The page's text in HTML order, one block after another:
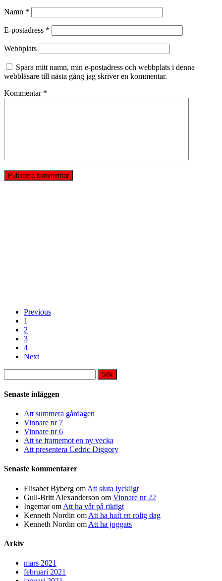
Namn *
E-postadress *
Webbplats
Spara mitt namn, min e-postadress och webbplats i denna
webbläsare till nästa gång jag skriver en kommentar.
Kommentar *
Previous
1
2
3
4
Next
efter:
Senaste inläggen
Att summera gårdagen
Vinnare nr 7
Vinnare nr 6
Att se framemot en ny vecka
Att presentera Cedric Diggory
Senaste kommentarer
Elisabet Byberg om Att sluta lyckligt
Gull-Britt Alexanderson om Vinnare nr 22
Ingemarom Att ha vår på riktigt
Kenneth Nordin om Att ha haft en rolig dag
Kenneth Nordin om Att ha joggats
Arkiv
mars 2021
februari 2021